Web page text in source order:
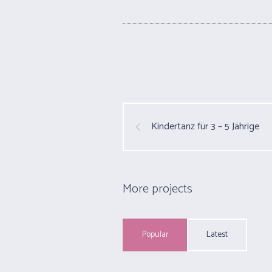
Kindertanz für 3 – 5 Jährige
More projects
Popular Latest